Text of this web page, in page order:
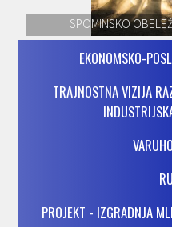
SPOMINSKO
EKONOMSKO-
TRAJNOSTNA VIZIJA
PROJEKT - IZGRADNJA